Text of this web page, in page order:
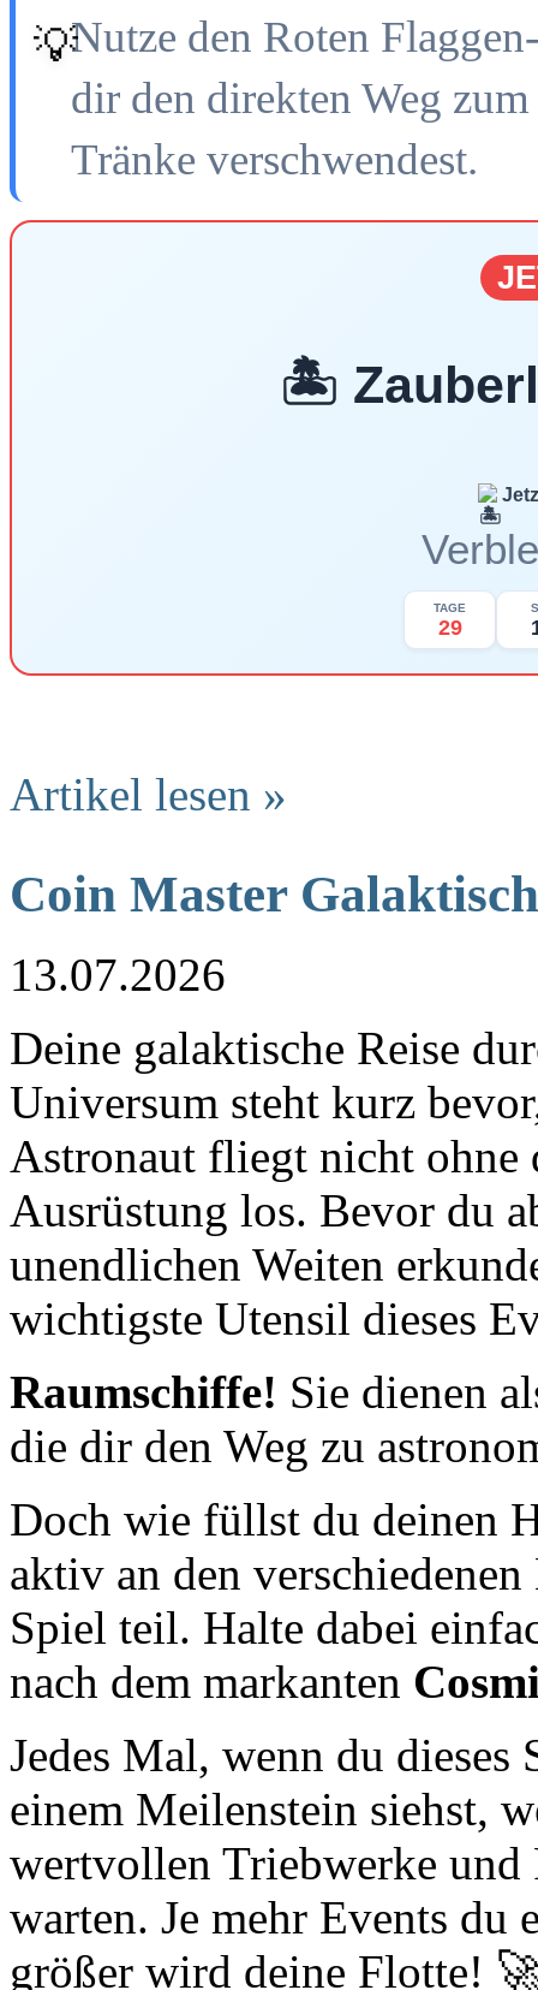
💡Nutze den Roten
dir den direkten Weg
Tränke verschwendest.
🏝️
TAGE
29
Artikel lesen »
Coin Master
13.07.2026
Deine galaktische Reise
Universum steht kurz
Astronaut fliegt nicht ohne
Ausrüstung los. Bevor du
unendlichen Weiten
wichtigste Utensil dieses
Raumschiffe! Sie dienen
die dir den Weg zu
Doch wie füllst du deinen
aktiv an den
Spiel teil. Halte dabei
nach dem markanten
Jedes Mal, wenn du
einem Meilenstein siehst,
wertvollen Triebwerke und
warten. Je mehr Events du
größer wird deine Flotte!